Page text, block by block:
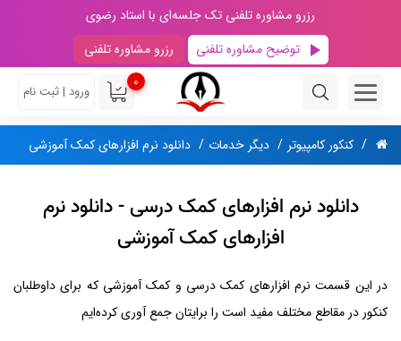
رزرو مشاوره تلفنی تک جلسه‌ای با استاد رضوی
توضیح مشاوره تلفنی
رزرو مشاوره تلفنی
0
ورود | ثبت نام
کنکور کامپیوتر دیگر خدمات دانلود نرم افزارهای کمک آموزشی
دانلود نرم افزارهای کمک درسی - دانلود نرم
افزارهای کمک آموزشی
در این قسمت نرم افزارهای کمک درسی و کمک آموزشی که برای داوطلبان
کنکور در مقاطع مختلف مفید است را برایتان جمع آوری کرده‎‌ایم